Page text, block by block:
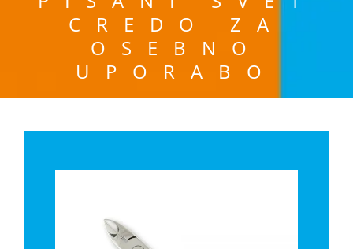
CREDO ZA
OSEBNO
UPORABO